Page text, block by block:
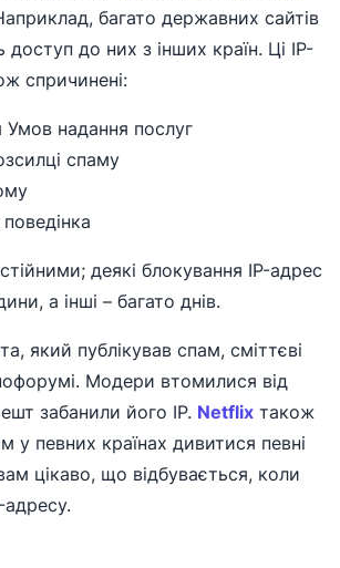
багато державних сайтів
до них з інших країн. Ці IP-
спричинені:
надання послуг
спаму
деякі блокування IP-адрес
а інші – багато днів.
який публікував спам, сміттєві
Модери втомилися від
забанили його IP. Netflix також
у певних країнах дивитися певні
цікаво, що відбувається, коли